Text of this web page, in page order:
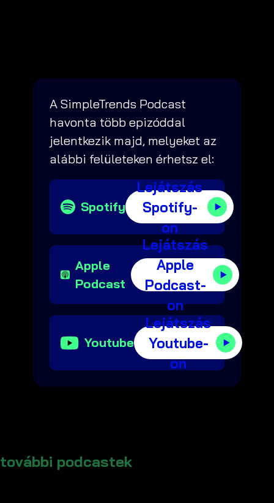
A SimpleTrends Podcast
havonta több epizóddal
jelentkezik majd, melyeket az
alábbi felületeken érhetsz el:
Spotify
Lejátszás
Spotify-
on
Apple
Podcast
Lejátszás
Apple
Podcast-
on
Youtube
Lejátszás
Youtube-
on
további podcastek